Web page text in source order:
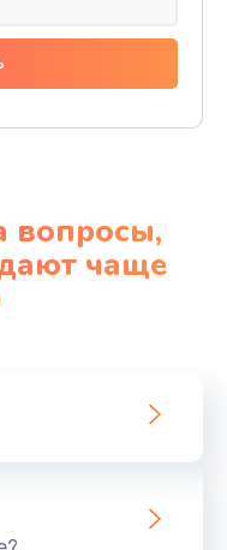
(видеокарты)
монитора
вопросы,
чаще